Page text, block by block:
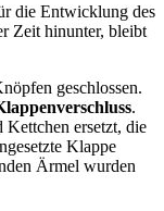
die Entwicklung des
Zeit hinunter, bleibt
geschlossen.
.
ersetzt, die
Klappe
Ärmel wurden